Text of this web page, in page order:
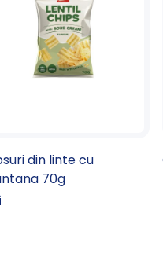
din linte cu
70g